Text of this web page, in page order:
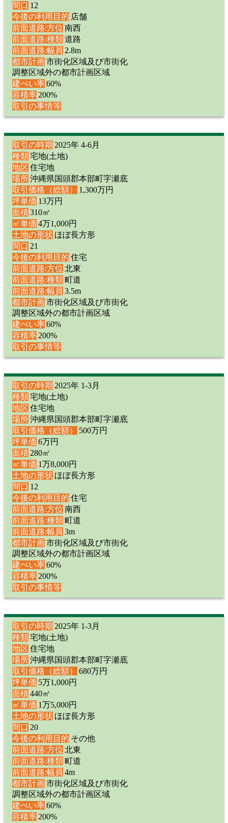
間口 12
今後の利用目的 店舗
前面道路:方位 南西
前面道路:種類 道路
前面道路:幅員 2.8m
都市計画 市街化区域及び市街化
調整区域外の都市計画区域
建ぺい率60%
容積率200%
取引の事情等
取引の時期 2025年 4-6月
種類 宅地(土地)
地区 住宅地
場所沖縄県国頭郡本部町字瀬底
取引価格（総額）
1,300万円
坪単価 13万円
面積310㎡
㎡単価 4万1,000円
土地の形状 ほぼ長方形
間口 21
今後の利用目的 住宅
前面道路:方位 北東
前面道路:種類 町道
前面道路:幅員 3.5m
都市計画 市街化区域及び市街化
調整区域外の都市計画区域
建ぺい率60%
容積率200%
取引の事情等
取引の時期 2025年 1-3月
種類 宅地(土地)
地区 住宅地
場所沖縄県国頭郡本部町字瀬底
取引価格（総額）
500万円
坪単価 6万円
面積280㎡
㎡単価 1万8,000円
土地の形状 ほぼ長方形
間口 12
今後の利用目的 住宅
前面道路:方位 南西
前面道路:種類 町道
前面道路:幅員 3m
都市計画 市街化区域及び市街化
調整区域外の都市計画区域
建ぺい率60%
容積率200%
取引の事情等
取引の時期 2025年 1-3月
種類 宅地(土地)
地区 住宅地
場所沖縄県国頭郡本部町字瀬底
取引価格（総額）
680万円
坪単価 5万1,000円
面積440㎡
㎡単価 1万5,000円
土地の形状 ほぼ長方形
間口 20
今後の利用目的 その他
前面道路:方位 北東
前面道路:種類 町道
前面道路:幅員 4m
都市計画 市街化区域及び市街化
調整区域外の都市計画区域
建ぺい率60%
容積率200%